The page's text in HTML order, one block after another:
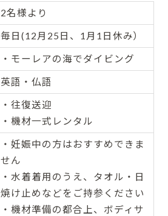
2名様より
毎日(12月25日、1月1日休み）
・モーレアの海でダイビング
英語・仏語
・往復送迎
・機材一式レンタル
・妊娠中の方はおすすめできま
せん
・水着着用のうえ、タオル・日
焼け止めなどをご持参ください
・機材準備の都合上、ボディサ